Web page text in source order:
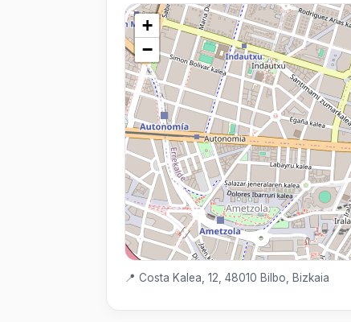
+
−
📍 Costa Kalea, 12, 48010 Bilbo, Bizkaia